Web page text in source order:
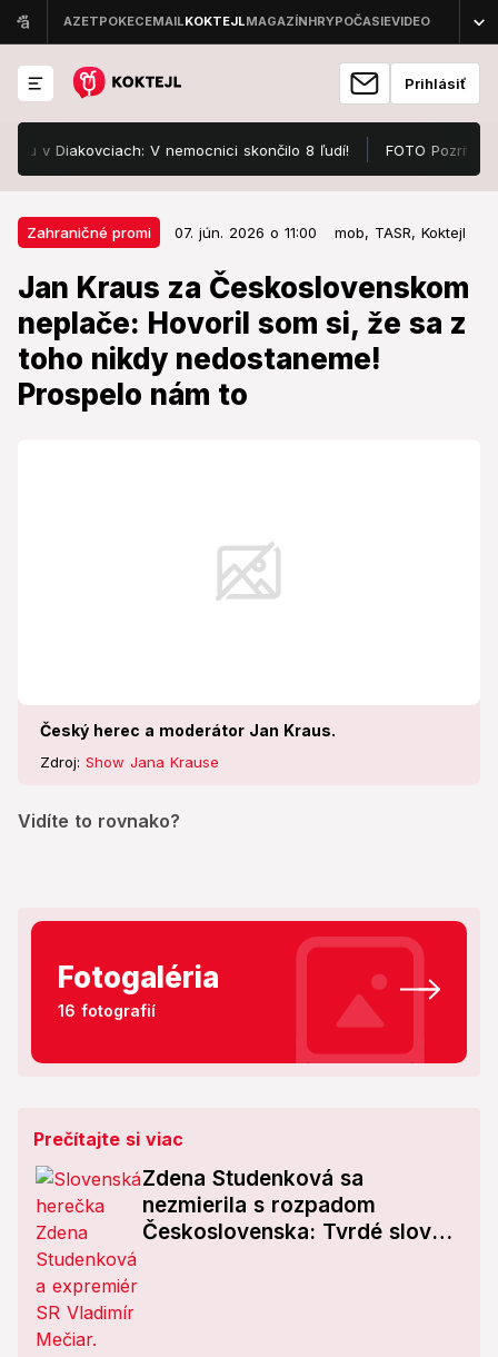
Prihlásiť
V nemocnici skončilo 8 ľudí! FOTO Pozrite, v čom
Zahraničné promi 07. jún. 2026 o 11:00 mob, TASR, Koktejl
Jan Kraus za Československom
neplače: Hovoril som si, že sa z
toho nikdy nedostaneme!
Prospelo nám to
Český herec a moderátor Jan Kraus.
Zdroj: Show Jana Krause
Vidíte to rovnako?
Zahraničné promi 07. jún. 2026 o 11:00
Jan Kraus za Československom
neplače: Hovoril som si, že sa z
toho nikdy nedostaneme!
Prospelo nám to
Fotogaléria
16 fotografií
Prečítajte si viac
Zdena Studenková sa
nezmierila s rozpadom
Československa: Tvrdé slová